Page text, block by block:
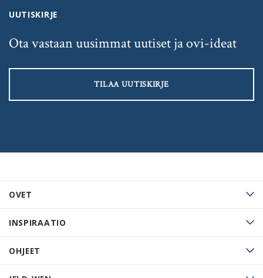
OVET
INSPIRAATIO
OHJEET
UUTISKIRJE
Ota vastaan uusimmat uutiset ja ovi-ideat
TILAA UUTISKIRJE